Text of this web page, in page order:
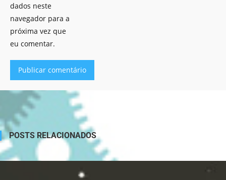
dados neste
navegador para a
próxima vez que
eu comentar.
POSTS RELACIONADOS